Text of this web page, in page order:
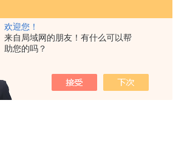
欢迎您！
来自局域网的朋友！有什么可以帮
助您的吗？